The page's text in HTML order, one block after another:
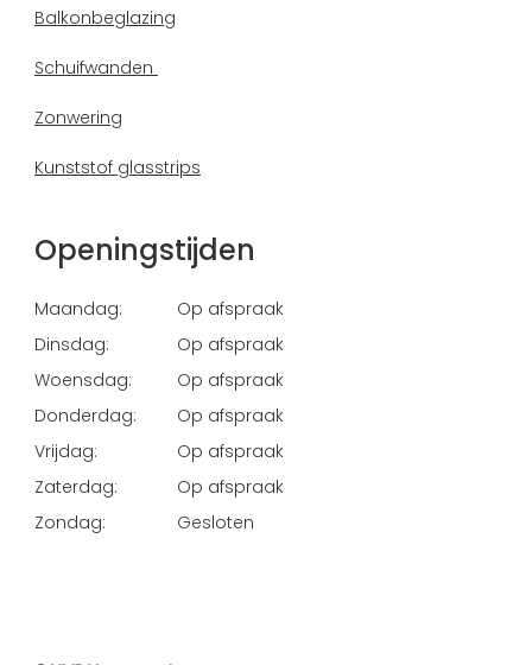
Balkonbeglazing
Schuifwanden
Zonwering
Kunststof glasstrips
Openingstijden
Maandag:
Op afspraak
Dinsdag:
Op afspraak
Woensdag:
Op afspraak
Donderdag:
Op afspraak
Vrijdag:
Op afspraak
Zaterdag:
Op afspraak
Zondag:
Gesloten